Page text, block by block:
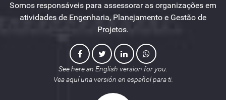
Somos responsáveis para assessorar as organizações em
atividades de Engenharia, Planejamento e Gestão de
Projetos.
See here an English version for you.
Vea aquí una versión en español para ti.